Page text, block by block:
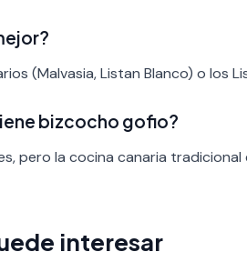
(Malvasia, Listan Blanco) o los
bizcocho gofio?
pero la cocina canaria
interesar